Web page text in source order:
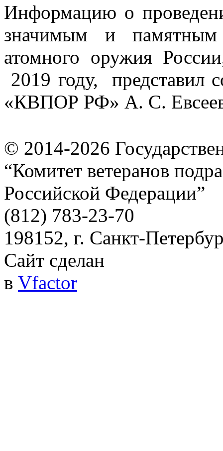
Информацию о
значимым и
атомного оружия
2019 году, представил
«КВПОР РФ» А. С.
© 2014-2026
“Комитет ветеранов
Российской Федерации”
(812) 783-23-70
198152, г. Санкт-
Сайт сделан
в Vfactor